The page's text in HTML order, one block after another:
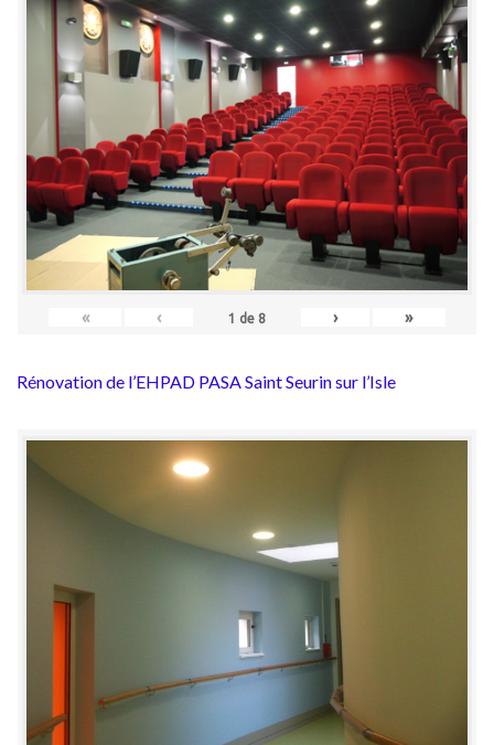
« ‹ 1 de 8 › »
Rénovation de l’EHPAD PASA Saint Seurin sur l’Isle